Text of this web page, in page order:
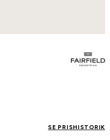
SE PRISHISTORIK